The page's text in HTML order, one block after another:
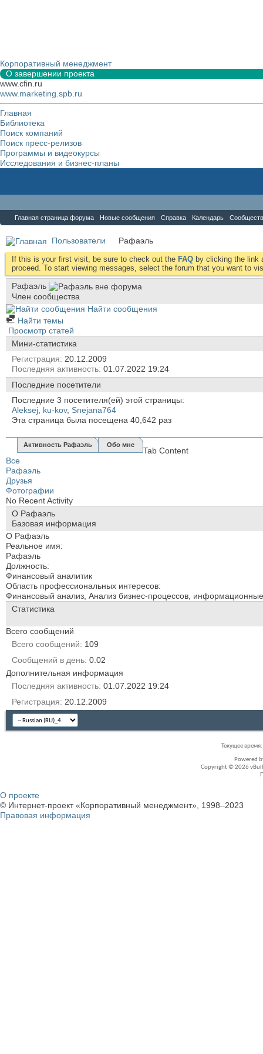
Корпоративный менеджмент
О завершении проекта
www.cfin.ru
www.marketing.spb.ru
Главная
Библиотека
Поиск компаний
Поиск пресс-релизов
Программы и видеокурсы
Исследования и бизнес-планы
Главная страница форума Новые сообщения Справка Календарь
Пользователи Рафаэль
If this is your first visit, be sure to check out the FAQ by clicking the link
proceed. To start viewing messages, select the forum that you want to
Рафаэль
Член сообщества
Найти сообщения
Найти темы
Просмотр статей
Мини-статистика
Регистрация
20.12.2009
Последняя активность 01.07.2022 19:24
Последние посетители
Последние 3 посетителя(ей) этой страницы:
Aleksej ku-kov, Snejana764
Эта страница была посещена 40,642 раз
Активность Рафаэль Обо мне
Tab Content
Все
Рафаэль
Друзья
Фотографии
No Recent Activity
О Рафаэль
Базовая информация
О Рафаэль
Реальное имя:
Рафаэль
Должность:
Финансовый аналитик
Область профессиональных интересов:
Финансовый анализ, Анализ бизнес-процессов,
Статистика
Всего сообщений
Всего сообщений
109
Сообщений в день 0.02
Дополнительная информация
Последняя активность 01.07.2022 19:24
Регистрация
20.12.2009
Текущее время:
Powered
Copyright © 2026
О проекте
© Интернет-проект «Корпоративный менеджмент», 1998–2023
Правовая информация